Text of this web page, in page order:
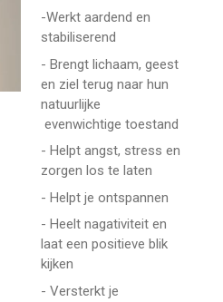
-Werkt aardend en
stabiliserend
- Brengt lichaam, geest
en ziel terug naar hun
natuurlijke
evenwichtige toestand
- Helpt angst, stress en
zorgen los te laten
- Helpt je ontspannen
- Heelt nagativiteit en
laat een positieve blik
kijken
- Versterkt je